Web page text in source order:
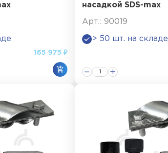
165 975 ₽
насадкой SDS-max
Арт.: 90019
> 50 шт. на складе